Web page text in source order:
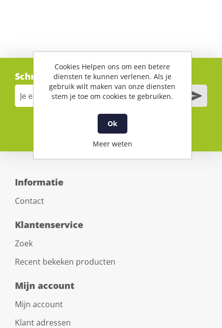
Schrijf je in voor onze nieuwsbrief
Informatie
Contact
Klantenservice
Zoek
Recent bekeken producten
Mijn account
Mijn account
Klant adressen
Cookies Helpen ons om een betere
diensten te kunnen verlenen. Als je
gebruik wilt maken van onze diensten
stem je toe om cookies te gebruiken.
Ok
Meer weten